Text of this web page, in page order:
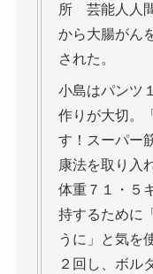
所 芸能人人
から大腸がん
された。
小島はパンツ
作りが大切。
す！スーパー
康法を取り入
体重７１・５
持するために
うに」と気を
２回し、ボル